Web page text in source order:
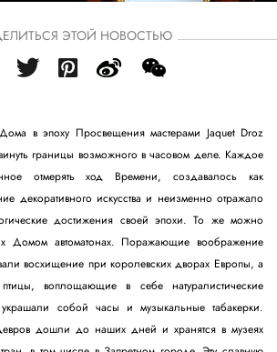
ЭТОЙ НОВОСТЬЮ
в эпоху Просвещения мастерами Jaquet Droz
границы возможного в часовом деле. Каждое
отмерять ход Времени, создавалось как
декоративного искусства и неизменно отражало
достижения своей эпохи. То же можно
Домом автоматонах. Поражающие воображение
восхищение при королевских дворах Европы, а
воплощающие в себе натуралистические
собой часы и музыкальные табакерки.
дошли до наших дней и хранятся в музеях